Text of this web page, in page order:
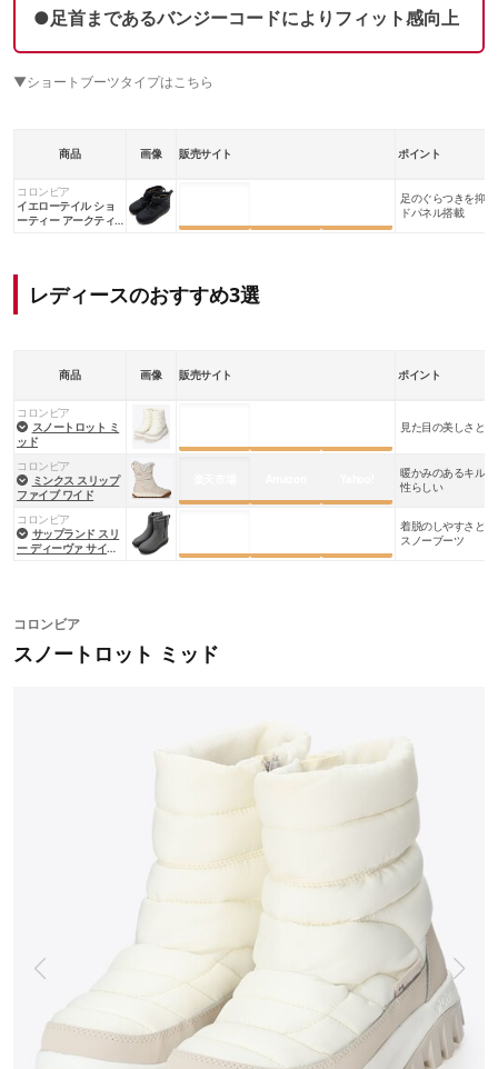
●足首まであるバンジーコードによりフィット感向上
▼ショートブーツタイプはこちら
商品 画像 販売サイト ポイント
コロンビア
イエローテイル ショ
ーティー アークティ
足のぐらつきを抑
ドパネル搭載
レディースのおすすめ3選
商品 画像 販売サイト ポイント
コロンビア
スノートロット ミ
ッド
見た目の美しさと
コロンビア
ミンクス スリップ
ファイブ ワイド
暖かみのあるキル
性らしい
コロンビア
サップランド スリ
ー ディーヴァ サイド
着脱のしやすさと
スノーブーツ
コロンビア
スノートロット ミッド